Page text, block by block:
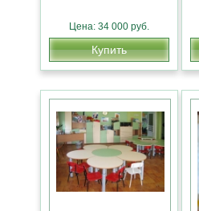
Цена: 34 000 руб.
Купить